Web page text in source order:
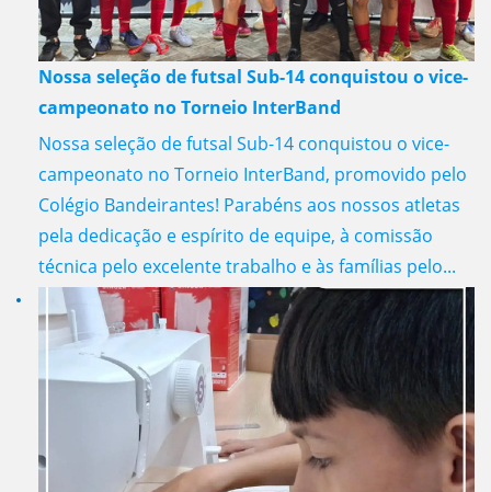
Nossa seleção de futsal Sub-14 conquistou o vice-
campeonato no Torneio InterBand
Nossa seleção de futsal Sub-14 conquistou o vice-
campeonato no Torneio InterBand, promovido pelo
Colégio Bandeirantes! Parabéns aos nossos atletas
pela dedicação e espírito de equipe, à comissão
técnica pelo excelente trabalho e às famílias pelo...